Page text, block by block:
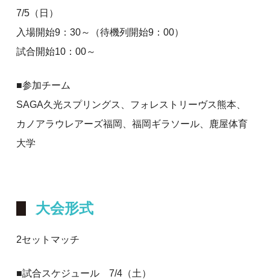
7/5（日）
入場開始9：30～（待機列開始9：00）
試合開始10：00～
■参加チーム
SAGA久光スプリングス、フォレストリーヴス熊本、
カノアラウレアーズ福岡、福岡ギラソール、鹿屋体育
大学
大会形式
2セットマッチ
■試合スケジュール 7/4（土）